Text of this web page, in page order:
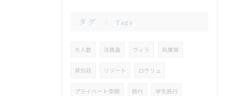
タグ Tags
大人数 淡路島 ヴィラ 兵庫県
貸別荘 リゾート ロウリュ
プライベート空間 旅行 学生旅行